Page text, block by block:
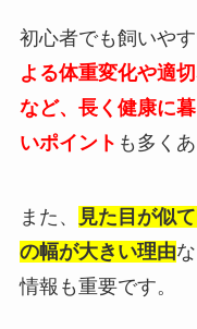
初心者でも飼いや
よる体重変化や適
など、長く健康に
いポイント も多く
また、
見た目が似
の幅が大きい理由
情報も重要です。